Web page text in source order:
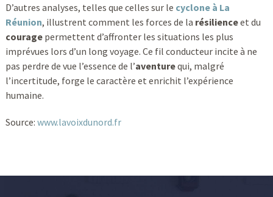
D’autres analyses, telles que celles sur le cyclone à La
Réunion, illustrent comment les forces de la résilienceet du
couragepermettent d’affronter les situations les plus
imprévues lors d’un long voyage. Ce fil conducteur incite à ne
pas perdre de vue l’essence de l’aventurequi, malgré
l’incertitude, forge le caractère et enrichit l’expérience
humaine.
Source: www.lavoixdunord.fr